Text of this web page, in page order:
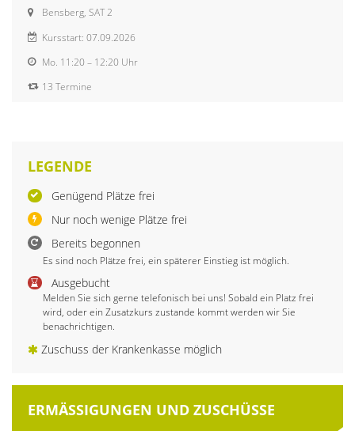
Bensberg, SAT 2
Kursstart: 07.09.2026
Mo. 11:20 – 12:20 Uhr
13 Termine
LEGENDE
Genügend Plätze frei
Nur noch wenige Plätze frei
Bereits begonnen
Es sind noch Plätze frei, ein späterer Einstieg ist möglich.
Ausgebucht
Melden Sie sich gerne telefonisch bei uns! Sobald ein Platz frei
wird, oder ein Zusatzkurs zustande kommt werden wir Sie
benachrichtigen.
Zuschuss der Krankenkasse möglich
ERMÄSSIGUNGEN UND ZUSCHÜSSE